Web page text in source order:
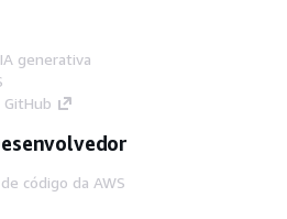
generativa
GitHub
código da AWS